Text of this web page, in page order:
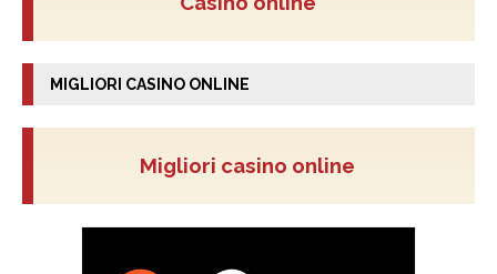
MIGLIORI CASINO ONLINE
Migliori casino online